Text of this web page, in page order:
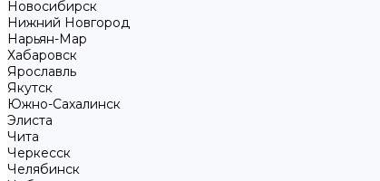
Новосибирск
Нижний Новгород
Нарьян-Мар
Хабаровск
Ярославль
Якутск
Южно-Сахалинск
Элиста
Чита
Черкесск
Челябинск